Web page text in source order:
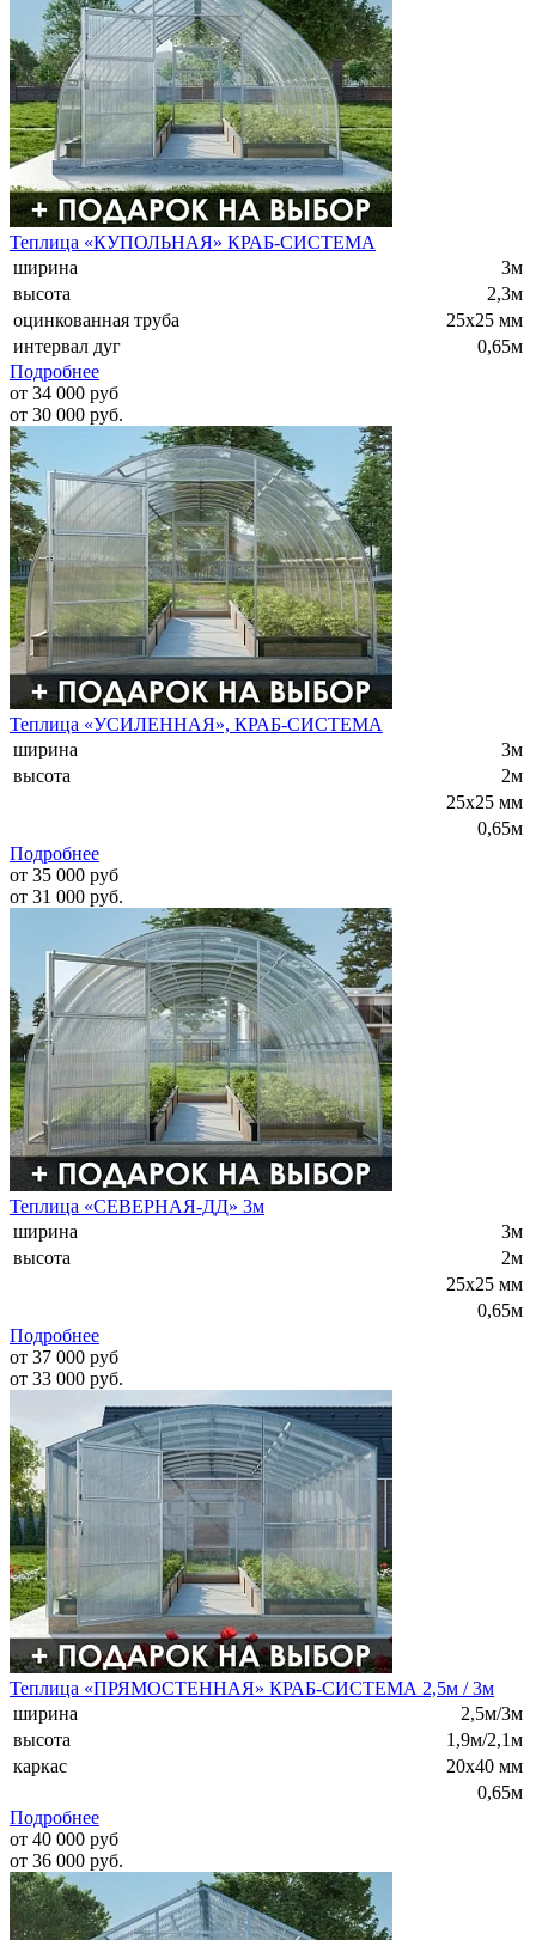
Теплица «КУПОЛЬНАЯ» КРАБ-СИСТЕМА
ширина
3м
высота
2,3м
оцинкованная труба
25х25 мм
интервал дуг
0,65м
Подробнее
от 34 000 руб
от 30 000 руб.
Теплица «УСИЛЕННАЯ», КРАБ-СИСТЕМА
ширина
3м
высота
2м
25х25 мм
0,65м
Подробнее
от 35 000 руб
от 31 000 руб.
Теплица «СЕВЕРНАЯ-ДД» 3м
ширина
3м
высота
2м
25х25 мм
0,65м
Подробнее
от 37 000 руб
от 33 000 руб.
Теплица «ПРЯМОСТЕННАЯ» КРАБ-СИСТЕМА 2,5м / 3м
ширина
2,5м/3м
высота
1,9м/2,1м
каркас
20х40 мм
0,65м
Подробнее
от 40 000 руб
от 36 000 руб.